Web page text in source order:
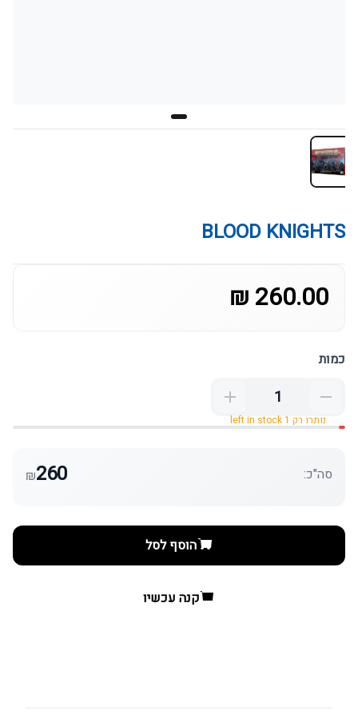
BLOOD KNIGHTS
260.00 ₪
כמות
נותרו רק 1 left in stock
סה"כ: 260
₪
הוסף לסל
קנה עכשיו